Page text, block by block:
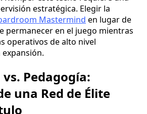
estratégica. Elegir la
Mastermind en lugar de
permanecer en el juego mientras
operativos de alto nivel
Pedagogía:
una Red de Élite